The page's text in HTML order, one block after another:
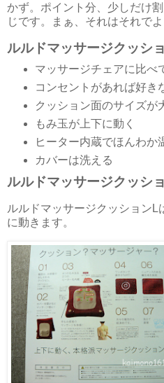
かず。ポイント分、少しだけ
じです。まぁ、それはそれで
ルルドマッサージクッシ
マッサージチェアに比べ
コンセントがあれば好き
クッション面のサイズが
もみ玉が上下に動く
ヒーター内蔵でほんわか
カバーは洗える
ルルドマッサージクッ
ルルドマッサージクッション
に動きます。